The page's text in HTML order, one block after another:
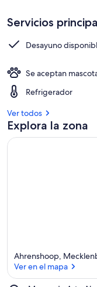
Servicios
Desayuno
Se aceptan
Refrigerador
Ver todos
Explora la zona
Ahrenshoop,
Ver en el mapa